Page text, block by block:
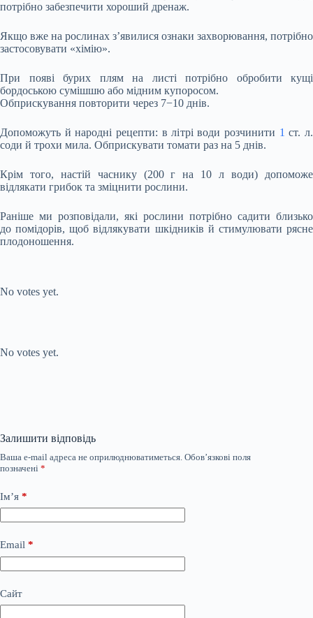
потрібно забезпечити хороший дренаж.
Якщо вже на рослинах з’явилися ознаки захворювання, потрібно
застосовувати «хімію».
При появі бурих плям на листі потрібно обробити кущі
бордоською сумішшю або мідним купоросом.
Обприскування повторити через 7−10 днів.
Допоможуть й народні рецепти: в літрі води розчинити 1 ст. л.
соди й трохи мила. Обприскувати томати раз на 5 днів.
Крім того, настій часнику (200 г на 10 л води) допоможе
відлякати грибок та зміцнити рослини.
Раніше ми розповідали, які рослини потрібно садити близько
до помідорів, щоб відлякувати шкідників й стимулювати рясне
плодоношення.
No votes yet.
No votes yet.
Залишити відповідь
Ваша e-mail адреса не оприлюднюватиметься. Обов’язкові поля
позначені *
Ім’я *
Email *
Сайт